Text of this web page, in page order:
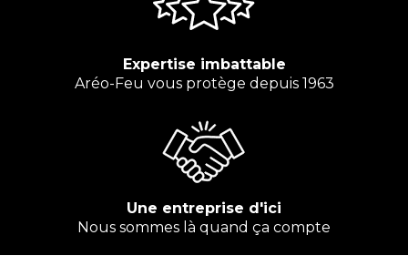
Expertise imbattable
Aréo-Feu vous protège depuis 1963
Une entreprise d'ici
Nous sommes là quand ça compte